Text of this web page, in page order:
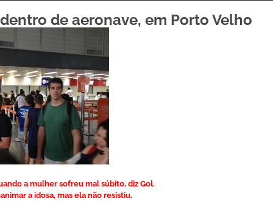
de aeronave, em Porto Velho
a mulher sofreu mal súbito, diz Gol.
a idosa, mas ela não resistiu.